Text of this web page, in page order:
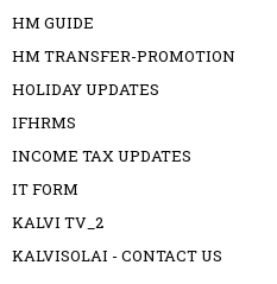
HM GUIDE
HM TRANSFER-PROMOTION
HOLIDAY UPDATES
IFHRMS
INCOME TAX UPDATES
IT FORM
KALVI TV_2
KALVISOLAI - CONTACT US